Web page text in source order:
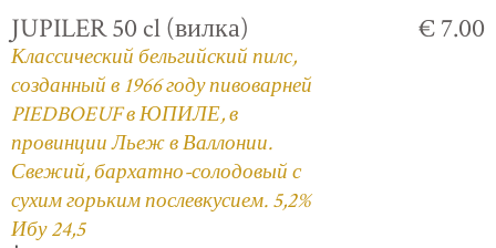
JUPILER 50 cl (вилка)
Классический бельгийский пилс,
созданный в 1966 году пивоварней
PIEDBOEUF в ЮПИЛЕ, в
провинции Льеж в Валлонии.
Свежий, бархатно-солодовый с
сухим горьким послевкусием. 5,2%
Ибу 24,5
€ 7.00